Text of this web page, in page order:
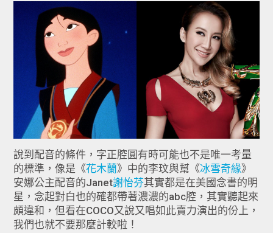
說到配音的條件，字正腔圓有時可能也不是唯一考量
的標準，像是《花木蘭》中的李玟與幫《冰雪奇緣》
安娜公主配音的Janet謝怡芬其實都是在美國念書的明
星，念起對白也的確都帶著濃濃的abc腔，其實聽起來
頗違和，但看在COCO又說又唱如此賣力演出的份上，
我們也就不要那麼計較啦！